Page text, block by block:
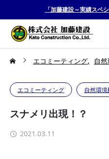
「加藤建設～実績スペ
エコミーティング 自
エコミーティング 自然環
スナメリ出現！？
2021.03.11